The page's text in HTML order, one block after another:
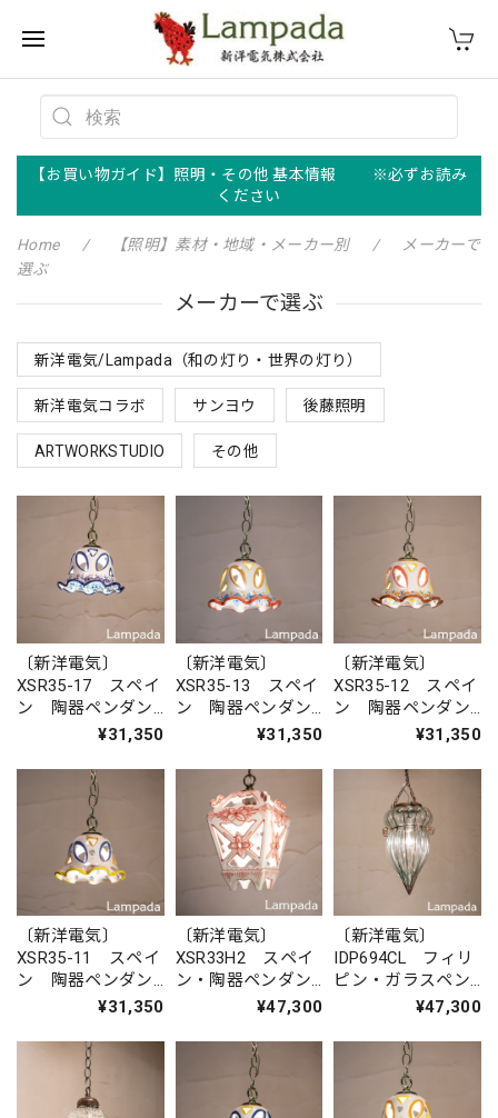
【お買い物ガイド】照明・その他 基本情報 ※必ずお読み
ください
Home 【照明】素材・地域・メーカー別
メーカーで
選ぶ
メーカーで選ぶ
新洋電気/Lampada（和の灯り・世界の灯り）
新洋電気コラボ サンヨウ 後藤照明
ARTWORKSTUDIO その他
〔新洋電気〕
XSR35-17 スペイ
ン 陶器ペンダン
¥31,350
〔新洋電気〕
XSR35-13 スペイ
ン 陶器ペンダン
¥31,350
〔新洋電気〕
XSR35-12 スペイ
ン 陶器ペンダン
¥31,350
〔新洋電気〕
XSR35-11 スペイ
ン 陶器ペンダン
¥31,350
〔新洋電気〕
XSR33H2 スペイ
ン・陶器ペンダン
¥47,300
〔新洋電気〕
IDP694CL フィリ
ピン・ガラスペン
ダントライト¥47,300